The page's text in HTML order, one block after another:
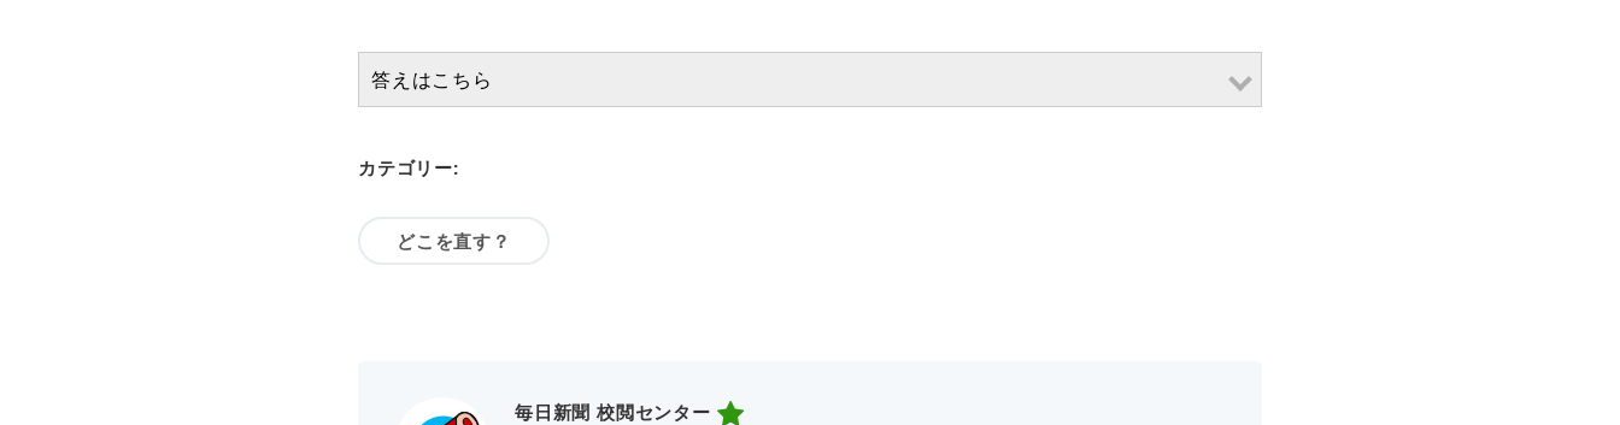
答えはこちら
カテゴリー:
どこを直す？
毎日新聞 校閲センター